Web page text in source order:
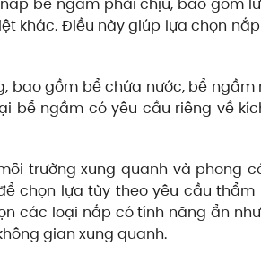
bể ngầm phải chịu, bao gồm
khác. Điều này giúp lựa chọn
bao gồm bể chứa nước, bể ngầm
bể ngầm có yêu cầu riêng về
trường xung quanh và phong
chọn lựa tùy theo yêu cầu thẩm
các loại nắp có tính năng ẩn
gian xung quanh.